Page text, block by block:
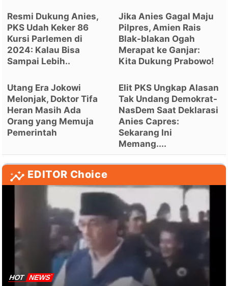
Resmi Dukung Anies,
PKS Udah Keker 86
Kursi Parlemen di
2024: Kalau Bisa
Sampai Lebih..
Jika Anies Gagal Maju
Pilpres, Amien Rais
Blak-blakan Ogah
Merapat ke Ganjar:
Kita Dukung Prabowo!
Utang Era Jokowi
Melonjak, Doktor Tifa
Heran Masih Ada
Orang yang Memuja
Pemerintah
Elit PKS Ungkap Alasan
Tak Undang Demokrat-
NasDem Saat Deklarasi
Anies Capres:
Sekarang Ini
Memang....
EDITOR Choice
HOT NEWS